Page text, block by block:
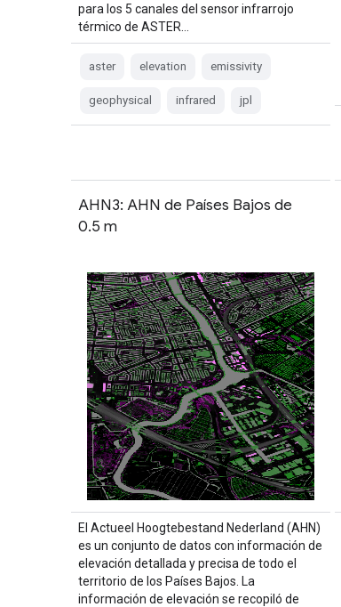
para los 5 canales del sensor infrarrojo
térmico de ASTER…
aster elevation emissivity
geophysical infrared jpl
AHN3: AHN de Países Bajos de
0.5 m
El Actueel Hoogtebestand Nederland (AHN)
es un conjunto de datos con información de
elevación detallada y precisa de todo el
territorio de los Países Bajos. La
información de elevación se recopiló de